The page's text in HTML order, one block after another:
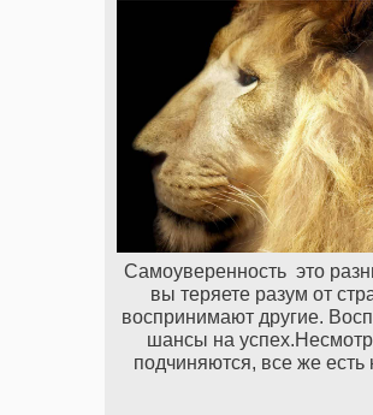
Самоуверенность это
вы теряете разум от
воспринимают другие.
шансы на
подчиняются, все же